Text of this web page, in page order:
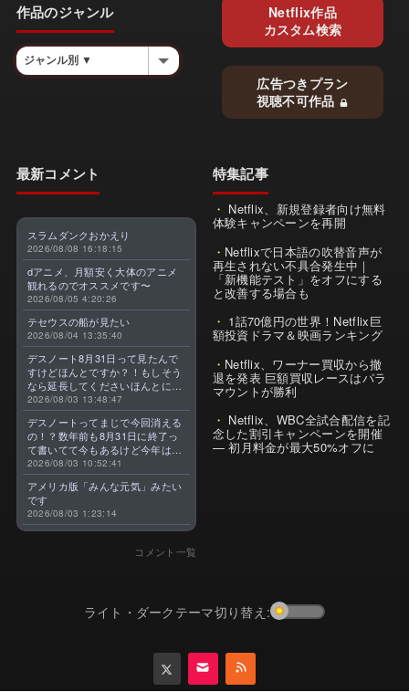
作品のジャンル
Netflix作品
カスタム検索
広告つきプラン
視聴不可作品
最新コメント
スラムダンクおかえり
2026/08/08 16:18:15
dアニメ、月額安く大体のアニメ
観れるのでオススメです〜
2026/08/05 4:20:26
テセウスの船が見たい
2026/08/04 13:35:40
デスノート8月31日って見たんで
すけどほんとですか？！もしそう
なら延長してくださいほんとに大
好きなんです😭
2026/08/03 13:48:47
デスノートってまじで今回消える
の！？数年前も8月31日に終了っ
て書いてて今もあるけど今年はま
じのやつ！？よくわからん！！で
きればなくならないでほしい！平
成アニメを振り返らせてくれっ
っ！！！！！！！
2026/08/03 10:52:41
アメリカ版「みんな元気」みたい
です
2026/08/03 1:23:14
コメント一覧
特集記事
Netflix、新規登録者向け無料
体験キャンペーンを再開
Netflixで日本語の吹替音声が
再生されない不具合発生中｜
「新機能テスト」をオフにする
と改善する場合も
1話70億円の世界！Netflix巨
額投資ドラマ＆映画ランキング
Netflix、ワーナー買収から撤
退を発表 巨額買収レースはパラ
マウントが勝利
Netflix、WBC全試合配信を記
念した割引キャンペーンを開催
— 初月料金が最大50%オフに
ライト・ダークテーマ切り替え: